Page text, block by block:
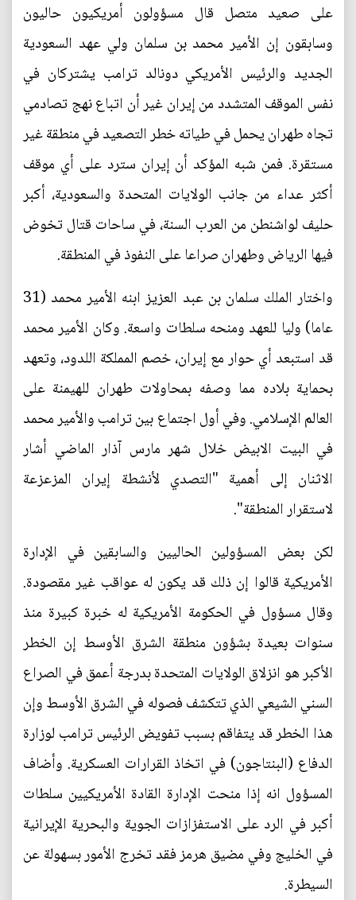
على صعيد متصل قال مسؤولون أمريكيون حاليون
وسابقون إن الأمير محمد بن سلمان ولي عهد السعودية
الجديد والرئيس الأمريكي دونالد ترامب يشتركان في
نفس الموقف المتشدد من إيران غير أن اتباع نهج تصادمي
تجاه طهران يحمل في طياته خطر التصعيد في منطقة غير
مستقرة. فمن شبه المؤكد أن إيران سترد على أي موقف
أكثر عداء من جانب الولايات المتحدة والسعودية، أكبر
حليف لواشنطن من العرب السنة، في ساحات قتال تخوض
فيها الرياض وطهران صراعا على النفوذ في المنطقة.
واختار الملك سلمان بن عبد العزيز ابنه الأمير محمد (31
عاما) وليا للعهد ومنحه سلطات واسعة. وكان الأمير محمد
قد استبعد أي حوار مع إيران، خصم المملكة اللدود، وتعهد
بحماية بلاده مما وصفه بمحاولات طهران للهيمنة على
العالم الإسلامي. وفي أول اجتماع بين ترامب والأمير محمد
في البيت الابيض خلال شهر مارس آذار الماضي أشار
الاثنان إلى أهمية "التصدي لأنشطة إيران المزعزعة
لاستقرار المنطقة".
لكن بعض المسؤولين الحاليين والسابقين في الإدارة
الأمريكية قالوا إن ذلك قد يكون له عواقب غير مقصودة.
وقال مسؤول في الحكومة الأمريكية له خبرة كبيرة منذ
سنوات بعيدة بشؤون منطقة الشرق الأوسط إن الخطر
الأكبر هو انزلاق الولايات المتحدة بدرجة أعمق في الصراع
السني الشيعي الذي تتكشف فصوله في الشرق الأوسط وإن
هذا الخطر قد يتفاقم بسبب تفويض الرئيس ترامب لوزارة
الدفاع (البنتاجون) في اتخاذ القرارات العسكرية. وأضاف
المسؤول انه إذا منحت الإدارة القادة الأمريكيين سلطات
أكبر في الرد على الاستفزازات الجوية والبحرية الإيرانية
في الخليج وفي مضيق هرمز فقد تخرج الأمور بسهولة عن
السيطرة.